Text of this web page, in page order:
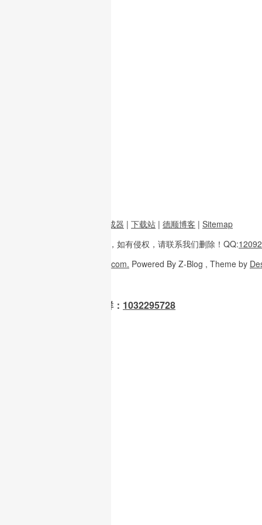
图片二维码生成器 | 下载站 | 德顺博客 | Sitemap
多整理于互联网， 如有侵权，请联系我们删除！ QQ:
W3H5.com. Powered By Z-Blog , Theme by
OpenClaw 龙虾交流群： 1032295728